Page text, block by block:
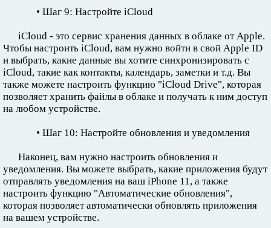
• Шаг 9: Настройте iCloud
iCloud - это сервис хранения данных в облаке от Apple.
Чтобы настроить iCloud, вам нужно войти в свой Apple ID
и выбрать, какие данные вы хотите синхронизировать с
iCloud, такие как контакты, календарь, заметки и т.д. Вы
также можете настроить функцию "iCloud Drive", которая
позволяет хранить файлы в облаке и получать к ним доступ
на любом устройстве.
• Шаг 10: Настройте обновления и уведомления
Наконец, вам нужно настроить обновления и
уведомления. Вы можете выбрать, какие приложения будут
отправлять уведомления на ваш iPhone 11, а также
настроить функцию "Автоматические обновления",
которая позволяет автоматически обновлять приложения
на вашем устройстве.